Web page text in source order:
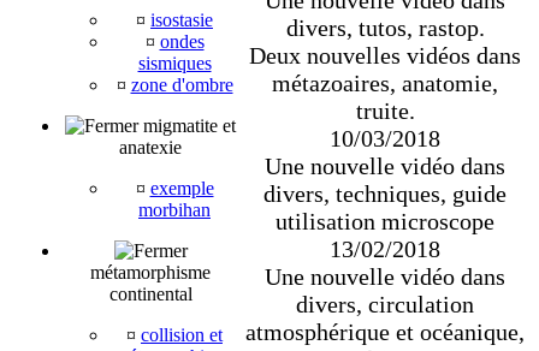
¤ isostasie
¤ ondes
sismiques
¤ zone d'ombre
migmatite et
anatexie
¤ exemple
morbihan
métamorphisme
continental
¤ collision et
divers, tutos, rastop.
Deux nouvelles vidéos dans
métazoaires, anatomie,
truite.
10/03/2018
Une nouvelle vidéo dans
divers, techniques, guide
utilisation microscope
13/02/2018
Une nouvelle vidéo dans
divers, circulation
atmosphérique et océanique,